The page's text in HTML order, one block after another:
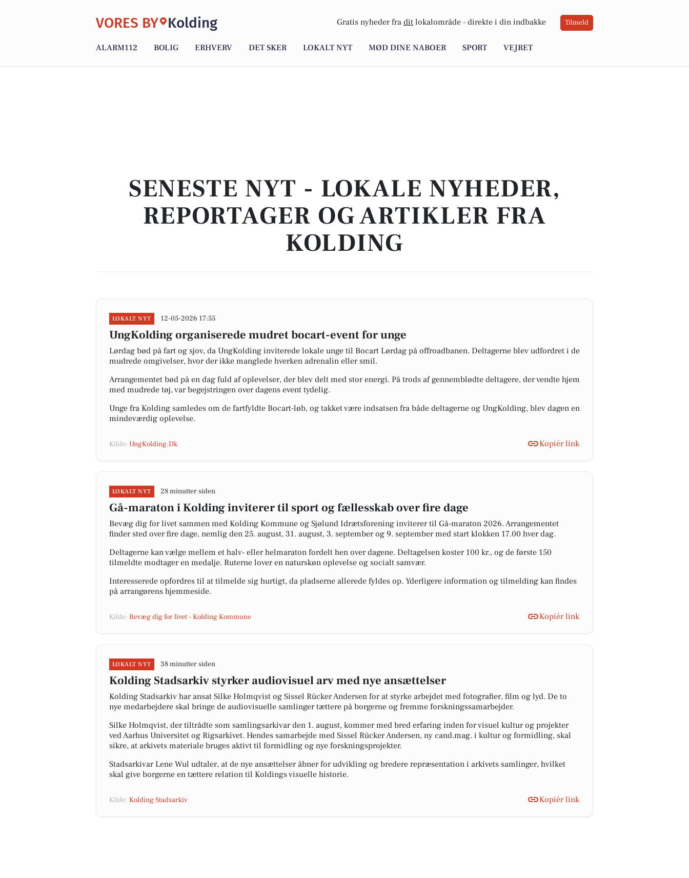
VORES BY Kolding Gratis nyheder fra dit lokalområde - direkte i din indbakke Tilmeld
ALARM112 BOLIG ERHVERV DET SKER LOKALT NYT MØD DINE NABOER SPORT VEJRET
SENESTE NYT - LOKALE NYHEDER,
REPORTAGER OG ARTIKLER FRA
KOLDING
LOKALT NYT 12-05-2026 17:55
UngKolding organiserede mudret bocart-event for unge
Lørdag bød på fart og sjov, da UngKolding inviterede lokale unge til Bocart Lørdag på offroadbanen. Deltagerne blev udfordret i de
mudrede omgivelser, hvor der ikke manglede hverken adrenalin eller smil.
Arrangementet bød på en dag fuld af oplevelser, der blev delt med stor energi. På trods af gennemblødte deltagere, der vendte hjem
med mudrede tøj, var begejstringen over dagens event tydelig.
Unge fra Kolding samledes om de fartfyldte Bocart-løb, og takket være indsatsen fra både deltagerne og UngKolding, blev dagen en
mindeværdig oplevelse.
Kilde: UngKolding.Dk Kopiér link
LOKALT NYT 28 minutter siden
Gå-maraton i Kolding inviterer til sport og fællesskab over fire dage
Bevæg dig for livet sammen med Kolding Kommune og Sjølund Idrætsforening inviterer til Gå-maraton 2026. Arrangementet
finder sted over fire dage, nemlig den 25. august, 31. august, 3. september og 9. september med start klokken 17.00 hver dag.
Deltagerne kan vælge mellem et halv- eller helmaraton fordelt hen over dagene. Deltagelsen koster 100 kr., og de første 150
tilmeldte modtager en medalje. Ruterne lover en naturskøn oplevelse og socialt samvær.
Interesserede opfordres til at tilmelde sig hurtigt, da pladserne allerede fyldes op. Yderligere information og tilmelding kan findes
på arrangørens hjemmeside.
Kilde: Bevæg dig for livet - Kolding Kommune Kopiér link
LOKALT NYT 38 minutter siden
Kolding Stadsarkiv styrker audiovisuel arv med nye ansættelser
Kolding Stadsarkiv har ansat Silke Holmqvist og Sissel Rücker Andersen for at styrke arbejdet med fotografier, film og lyd. De to
nye medarbejdere skal bringe de audiovisuelle samlinger tættere på borgerne og fremme forskningssamarbejder.
Silke Holmqvist, der tiltrådte som samlingsarkivar den 1. august, kommer med bred erfaring inden for visuel kultur og projekter
ved Aarhus Universitet og Rigsarkivet. Hendes samarbejde med Sissel Rücker Andersen, ny cand.mag. i kultur og formidling, skal
sikre, at arkivets materiale bruges aktivt til formidling og nye forskningsprojekter.
Stadsarkivar Lene Wul udtaler, at de nye ansættelser åbner for udvikling og bredere repræsentation i arkivets samlinger, hvilket
skal give borgerne en tættere relation til Koldings visuelle historie.
Kilde: Kolding Stadsarkiv Kopiér link